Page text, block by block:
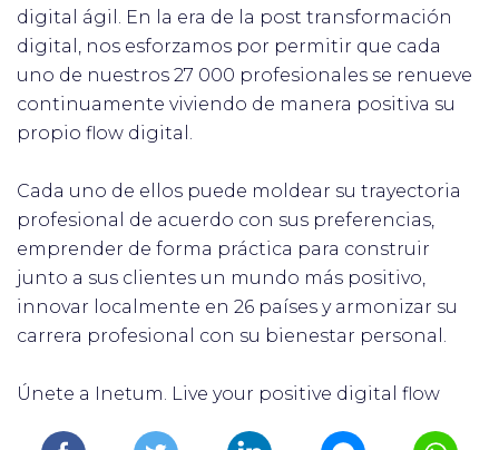
digital ágil. En la era de la post transformación
digital, nos esforzamos por permitir que cada
uno de nuestros 27 000 profesionales se renueve
continuamente viviendo de manera positiva su
propio flow digital.
Cada uno de ellos puede moldear su trayectoria
profesional de acuerdo con sus preferencias,
emprender de forma práctica para construir
junto a sus clientes un mundo más positivo,
innovar localmente en 26 países y armonizar su
carrera profesional con su bienestar personal.
Únete a Inetum. Live your positive digital flow